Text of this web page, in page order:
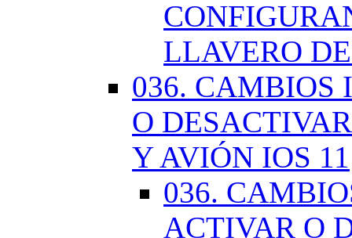
LLAVERO
036. CAMBIOS
O
Y AVIÓN IOS 11
036.
ACTIVAR O